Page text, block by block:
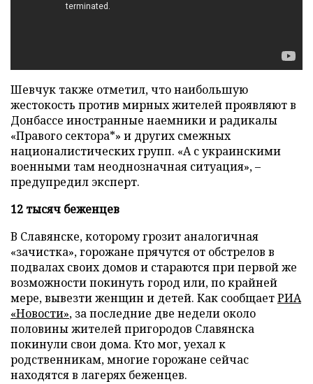
Шевчук также отметил, что наибольшую
жестокость против мирных жителей проявляют в
Донбассе иностранные наемники и радикалы
«Правого сектора*» и других смежных
националистических групп. «А с украинскими
военными там неоднозначная ситуация»,–
предупредил эксперт.
12 тысяч беженцев
В Славянске, которому грозит аналогичная
«зачистка», горожане прячутся от обстрелов в
подвалах своих домов и стараются при первой же
возможности покинуть город или, по крайней
мере, вывезти женщин и детей. Как сообщаетРИА
«Новости», за последние две недели около
половины жителей пригородов Славянска
покинули свои дома. Кто мог, уехал к
родственникам, многие горожане сейчас
находятся в лагерях беженцев.